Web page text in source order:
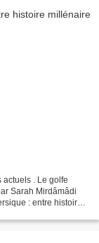
actuels . Le golfe
Sarah Mirdâmâdi
: entre histoire